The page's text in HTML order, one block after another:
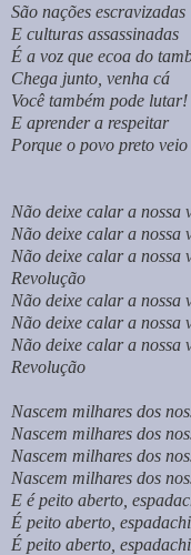
São nações escravizadas
E culturas assassinadas
É a voz que ecoa do
Chega junto, venha cá
Você também pode lutar!
E aprender a respeitar
Porque o povo preto
Não deixe calar a nossa
Não deixe calar a nossa
Não deixe calar a nossa
Revolução
Não deixe calar a nossa
Não deixe calar a nossa
Não deixe calar a nossa
Revolução
Nascem milhares dos
Nascem milhares dos
Nascem milhares dos
Nascem milhares dos
E é peito aberto,
É peito aberto,
É peito aberto,